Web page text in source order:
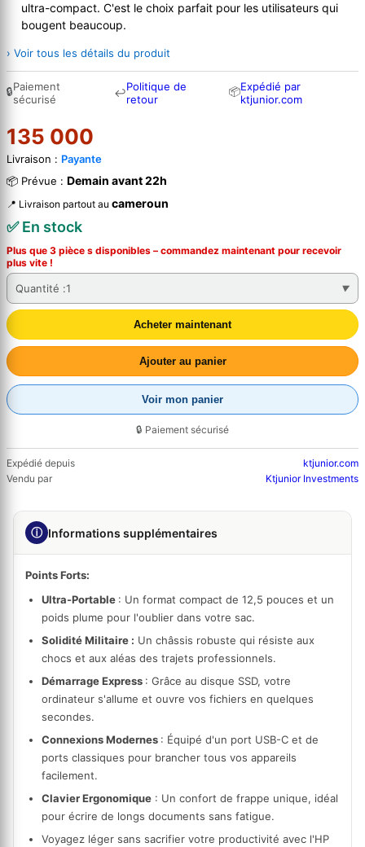
ultra-compact. C'est le choix parfait pour les utilisateurs qui
bougent beaucoup.
› Voir tous les détails du produit
🔒Paiement
sécurisé
↩Politique de
retour
📦Expédié par
ktjunior.com
135 000
Livraison : Payante
📦 Prévue : Demain avant 22h
📍 Livraison partout au cameroun
✅ En stock
Plus que 3 pièce s disponibles – commandez maintenant pour recevoir
plus vite !
Quantité :1
Acheter maintenant
Ajouter au panier
Voir mon panier
🔒 Paiement sécurisé
Expédié depuis
ktjunior.com
Vendu par
Ktjunior Investments
ⓘ Informations supplémentaires
Points Forts:
Ultra-Portable : Un format compact de 12,5 pouces et un
poids plume pour l'oublier dans votre sac.
Solidité Militaire : Un châssis robuste qui résiste aux
chocs et aux aléas des trajets professionnels.
Démarrage Express : Grâce au disque SSD, votre
ordinateur s'allume et ouvre vos fichiers en quelques
secondes.
Connexions Modernes : Équipé d'un port USB-C et de
ports classiques pour brancher tous vos appareils
facilement.
Clavier Ergonomique : Un confort de frappe unique, idéal
pour écrire de longs documents sans fatigue.
Voyagez léger sans sacrifier votre productivité avec l'HP